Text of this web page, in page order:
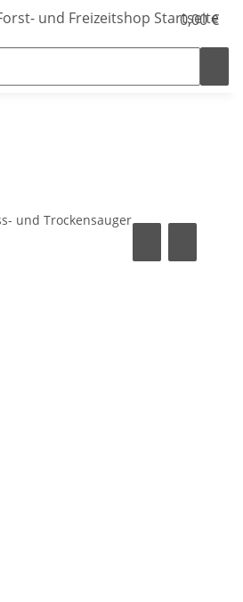
0,00 €